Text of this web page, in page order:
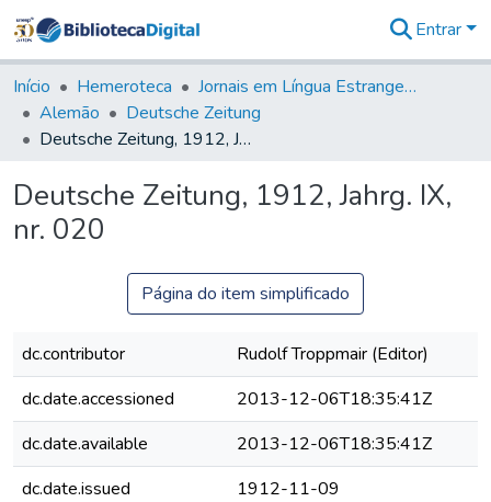
&
Coleções
Tudo na
Biblioteca
Estatísticas
Entrar
Início Hemeroteca
Jornais em Língua Estrangeira
Alemão
Deutsche Zeitung
Deutsche Zeitung, 1912, Jahrg. IX, nr. 020
Deutsche Zeitung, 1912, Jahrg. IX,
nr. 020
Página do item simplificado
dc.contributor
Rudolf Troppmair (Editor)
dc.date.accessioned
2013-12-06T18:35:41Z
dc.date.available
2013-12-06T18:35:41Z
dc.date.issued
1912-11-09